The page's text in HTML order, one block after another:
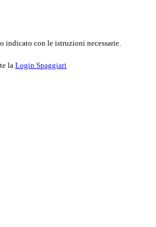
indicato con le istruzioni necessarie.
la Login Spaggiari